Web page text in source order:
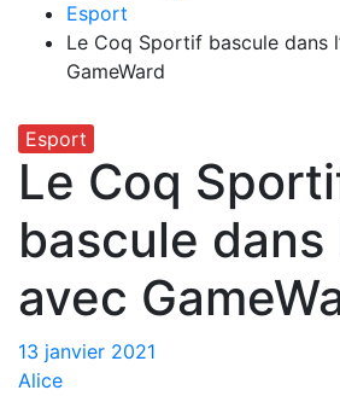
Esport
Le Coq Sportif bascule dans
GameWard
Esport
Le Coq
bascule dans
avec
13 janvier 2021
Alice